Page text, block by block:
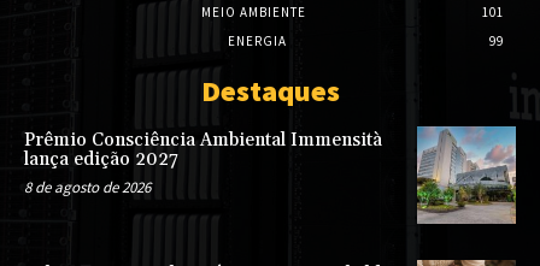
MEIO AMBIENTE
101
ENERGIA
99
Destaques
Prêmio Consciência Ambiental Immensità
lança edição 2027
8 de agosto de 2026